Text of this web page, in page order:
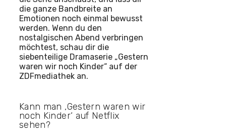
die ganze Bandbreite an
Emotionen noch einmal bewusst
werden. Wenn du den
nostalgischen Abend verbringen
möchtest, schau dir die
siebenteilige Dramaserie „Gestern
waren wir noch Kinder“ auf der
ZDFmediathek an.
Kann man ‚Gestern waren wir
noch Kinder‘ auf Netflix
sehen?